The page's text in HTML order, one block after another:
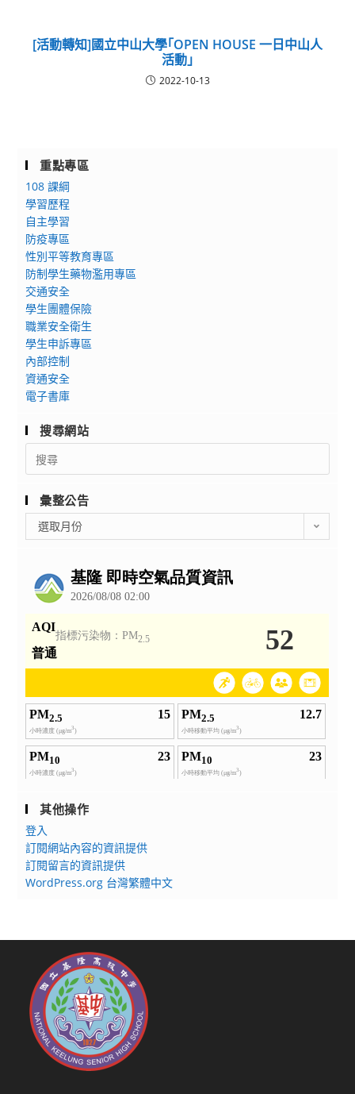
[活動轉知]國立中山大學｢OPEN HOUSE 一日中山人
活動｣
2022-10-13
重點專區
108 課綱
學習歷程
自主學習
防疫專區
性別平等教育專區
防制學生藥物濫用專區
交通安全
學生團體保險
職業安全衛生
學生申訴專區
內部控制
資通安全
電子書庫
搜尋網站
Search
for:
彙整公告
整
選取月份
其他操作
登入
訂閱網站內容的資訊提供
訂閱留言的資訊提供
WordPress.org 台灣繁體中文